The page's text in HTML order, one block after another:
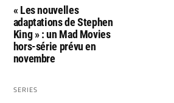
« Les nouvelles
adaptations de Stephen
King » : un Mad Movies
hors-série prévu en
novembre
SERIES